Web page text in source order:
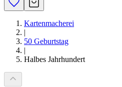
Kartenmacherei
|
50 Geburtstag
|
Halbes Jahrhundert